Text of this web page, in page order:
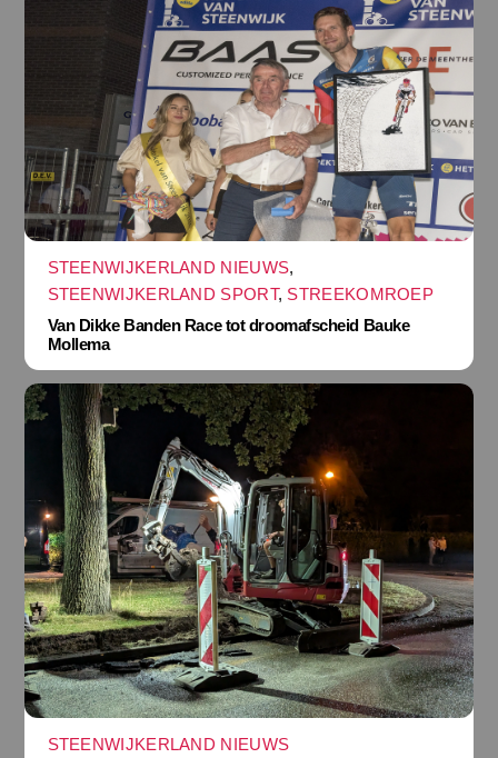
STEENWIJKERLAND NIEUWS,
STEENWIJKERLAND SPORT, STREEKOMROEP
Van Dikke Banden Race tot droomafscheid Bauke
Mollema
STEENWIJKERLAND NIEUWS